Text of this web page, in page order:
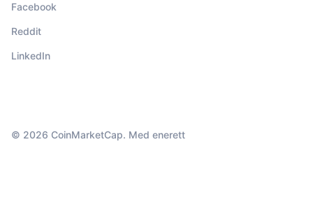
Facebook
Reddit
LinkedIn
© 2026 CoinMarketCap. Med enerett